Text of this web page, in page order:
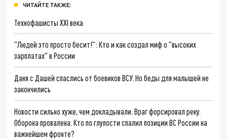
ЧИТАЙТЕ ТАКЖЕ:
Технофашисты XXI века
"Людей это просто бесит!": Кто и как создал миф о "высоких
зарплатах" в России
Даня с Дашей спаслись от боевиков ВСУ. Но беды для малышей не
закончились
Новости сильно хуже, чем докладывали. Враг форсировал реку.
Оборона провалена. Кто по глупости спалил позиции ВС России на
важнейшем фронте?